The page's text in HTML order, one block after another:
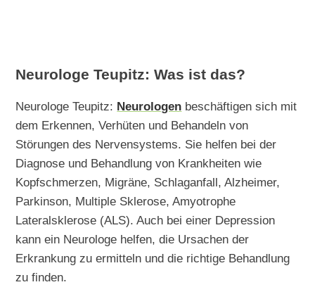
Neurologe Teupitz: Was ist das?
Neurologe Teupitz: Neurologen beschäftigen sich mit
dem Erkennen, Verhüten und Behandeln von
Störungen des Nervensystems. Sie helfen bei der
Diagnose und Behandlung von Krankheiten wie
Kopfschmerzen, Migräne, Schlaganfall, Alzheimer,
Parkinson, Multiple Sklerose, Amyotrophe
Lateralsklerose (ALS). Auch bei einer Depression
kann ein Neurologe helfen, die Ursachen der
Erkrankung zu ermitteln und die richtige Behandlung
zu finden.